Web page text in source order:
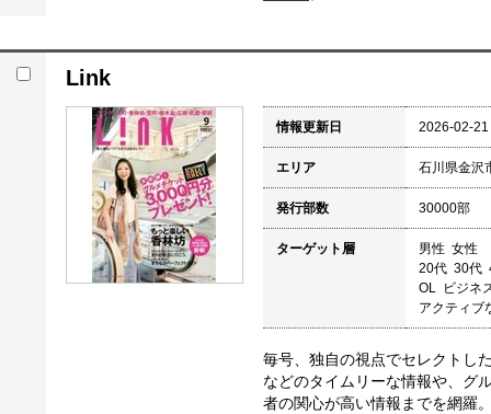
Link
情報更新日 2026-02-
エリア 石川県金沢
発行部数 30000部
ターゲット層
男性 女性
20代 30代
OL ビジネ
アクティブ
毎号、独自の視点でセレクトし
などのタイムリーな情報や、グ
者の関心が高い情報までを網羅